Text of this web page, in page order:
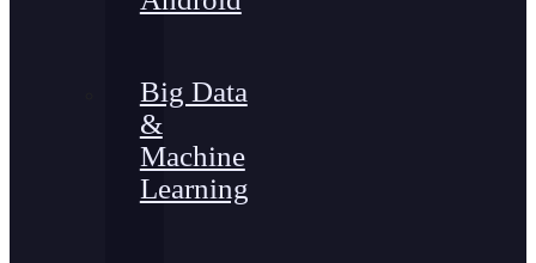
Big Data
&
Machine
Learning